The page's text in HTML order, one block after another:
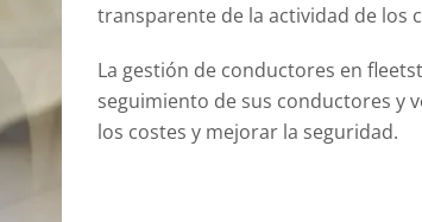
transparente de la actividad de los
La gestión de conductores en
seguimiento de sus conductores y
los costes y mejorar la seguridad.